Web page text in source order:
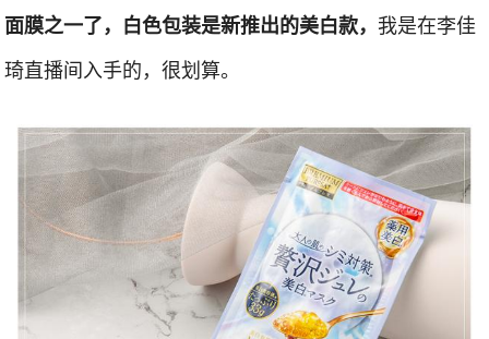
面膜之一了，白色包装是新推出的美白款， 我是在李佳
琦直播间入手的，很划算。